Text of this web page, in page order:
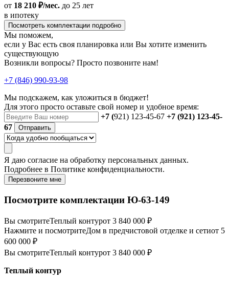
от 18 210 ₽/мес. до 25 лет
в ипотеку
Посмотреть комплектации подробно
Мы поможем,
если у Вас есть своя планировка или Вы хотите изменить
существующую
Возникли вопросы? Просто позвоните нам!
+7 (846) 990-93-98
Мы подскажем, как уложиться в бюджет!
Для этого просто оставьте свой номер и удобное время:
+7 (921) 123-45-67 +7 (921) 123-45-
67
Отправить
Я даю согласие на обработку персональных данных.
Подробнее в Политике конфиденциальности.
Перезвоните мне
Посмотрите комплектации Ю-63-149
Вы смотритеТеплый контурот 3 840 000 ₽
Нажмите и посмотритеДом в предчистовой отделке и сетиот 5
600 000 ₽
Вы смотритеТеплый контурот 3 840 000 ₽
Теплый контур